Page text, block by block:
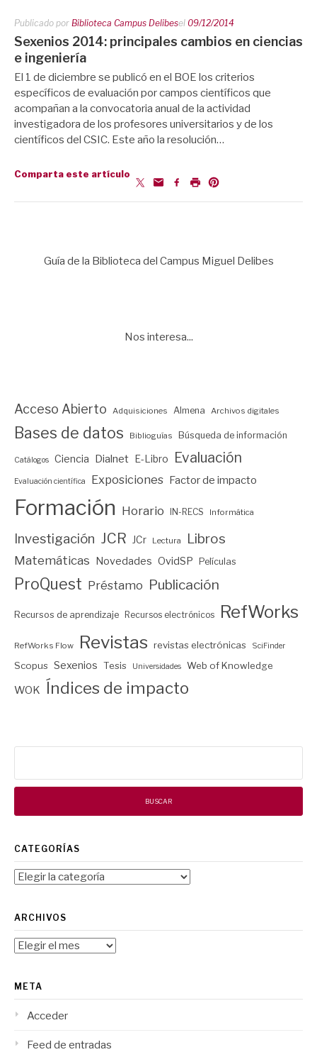
Publicado por Biblioteca Campus Delibesel 09/12/2014
Sexenios 2014: principales cambios en ciencias
e ingeniería
El 1 de diciembre se publicó en el BOE los criterios
específicos de evaluación por campos científicos que
acompañan a la convocatoria anual de la actividad
investigadora de los profesores universitarios y de los
científicos del CSIC. Este año la resolución…
Comparta este artículo
Guía de la Biblioteca del Campus Miguel Delibes
Nos interesa...
Acceso Abierto Adquisiciones Almena Archivos digitales
Bases de datos Biblioguías Búsqueda de información
Catálogos Ciencia Dialnet E-Libro Evaluación
Evaluación científica Exposiciones Factor de impacto
Formación Horario IN-RECS Informática
Investigación JCR JCr Lectura Libros
Matemáticas Novedades OvidSP Películas
ProQuest Préstamo Publicación
Recursos de aprendizaje Recursos electrónicos RefWorks
RefWorks Flow Revistas revistas electrónicas SciFinder
Scopus Sexenios Tesis Universidades Web of Knowledge
WOK Índices de impacto
CATEGORÍAS
Categorías
ARCHIVOS
Archivos
META
Acceder
Feed de entradas